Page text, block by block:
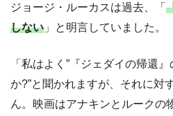
ジョージ・ルーカスは過去、「
しない 」と明言していました。
「私はよく”『ジェダイの帰還
か?”と聞かれますが、それに対
ん。映画はアナキンとルークの